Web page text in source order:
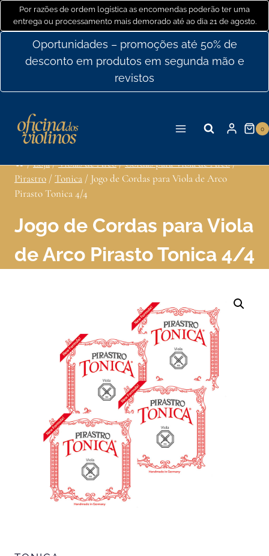
para
conteúdo
Por razões de ordem logística as encomendas poderão ter uma
entrega ou processamento mais demorado até ao dia 21 de agosto.
Oportunidades – promoções até 50% de
desconto em produtos em segunda mão e
revistos
0
/Loja/Violas de Arco/Cordas para Viola de Arco/
Pirastro /Tonica / Jogo de Cordas para Viola de Arco
Pirasto Tonica 4/4
Jogo de Cordas para Viola
de Arco Pirasto Tonica 4/4